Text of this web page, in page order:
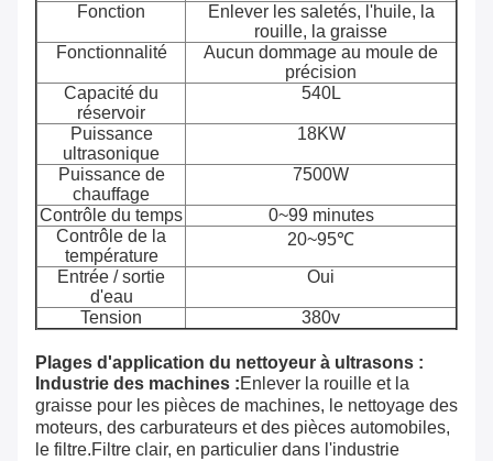
Fonction
Enlever les saletés, l'huile, la
rouille, la graisse
Fonctionnalité
Aucun dommage au moule de
précision
Capacité du
réservoir
540L
Puissance
ultrasonique
18KW
Puissance de
chauffage
7500W
Contrôle du temps
0~99 minutes
Contrôle de la
température
20~95℃
Entrée / sortie
d'eau
Oui
Tension 380v
Plages d'application du nettoyeur à ultrasons :
Industrie des machines :Enlever la rouille et la
graisse pour les pièces de machines, le nettoyage des
moteurs, des carburateurs et des pièces automobiles,
le filtre.Filtre clair, en particulier dans l'industrie